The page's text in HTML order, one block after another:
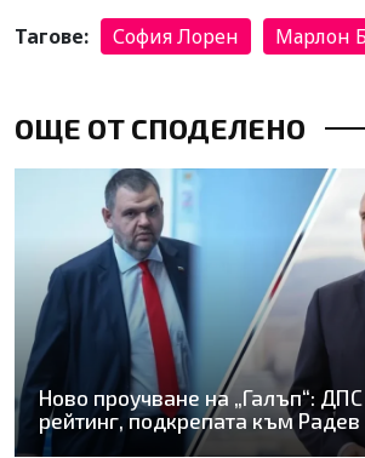
Тагове: София Лорен Марлон
ОЩЕ ОТ СПОДЕЛЕНО
Ново проучване на „Галъп“:
рейтинг, подкрепата към Радев